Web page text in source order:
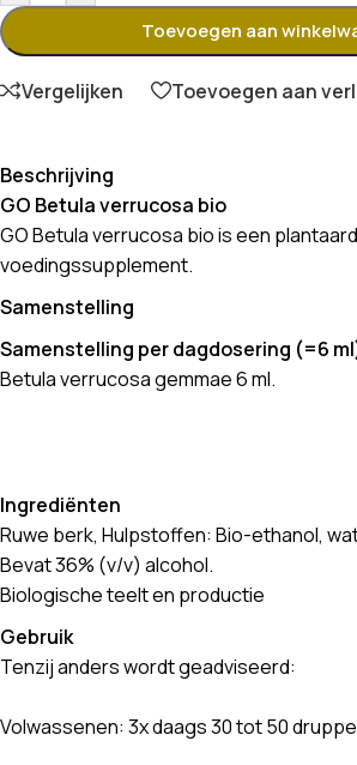
Toevoegen aan
Vergelijken Toevoegen aan
Beschrijving
GO Betula verrucosa bio
GO Betula verrucosa bio is een
voedingssupplement.
Samenstelling
Samenstelling per dagdosering (=6
Betula verrucosa gemmae 6 ml.
Ingrediënten
Ruwe berk, Hulpstoffen: Bio-ethanol,
Bevat 36% (v/v) alcohol.
Biologische teelt en productie
Gebruik
Tenzij anders wordt geadviseerd:
Volwassenen: 3x daags 30 tot 50